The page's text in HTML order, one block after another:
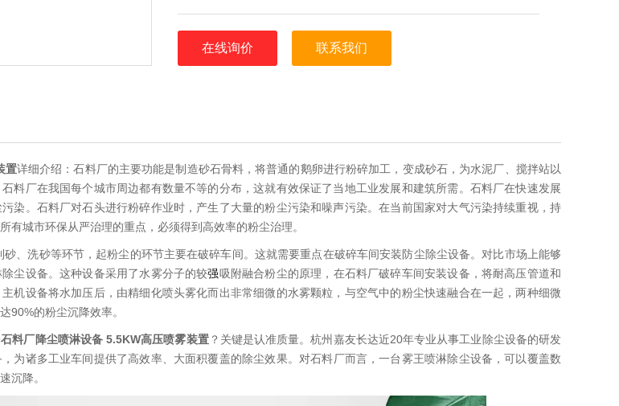
较严重的粉尘污染。石料厂对石头进行粉碎作业时，产生了大量的粉尘污染和噪声污
染。在当前国家对大气污染持续重
在线询价 联系我们
置详细介绍：石料厂的主要功能是制造砂石骨料，将普通的鹅卵进行粉碎加工，变成砂石，为水泥厂、搅拌站以
料厂在我国每个城市周边都有数量不等的分布，这就有效保证了当地工业发展和建筑所需。石料厂在快速发展
染。石料厂对石头进行粉碎作业时，产生了大量的粉尘污染和噪声污染。在当前国家对大气污染持续重视，持
有城市环保从严治理的重点，必须得到高效率的粉尘治理。
、洗砂等环节，起粉尘的环节主要在破碎车间。这就需要重点在破碎车间安装防尘除尘设备。对比市场上能够
尘设备。这种设备采用了水雾分子的较强吸附融合粉尘的原理，在石料厂破碎车间安装设备，将耐高压管道和
机设备将水加压后，由精细化喷头雾化而出非常细微的水雾颗粒，与空气中的粉尘快速融合在一起，两种细微
90%的粉尘沉降效率。
石料厂降尘喷淋设备 5.5KW高压喷雾装置？关键是认准质量。杭州嘉友长达近20年专业从事工业除尘设备的研发
为诸多工业车间提供了高效率、大面积覆盖的除尘效果。对石料厂而言，一台雾王喷淋除尘设备，可以覆盖数
沉降。